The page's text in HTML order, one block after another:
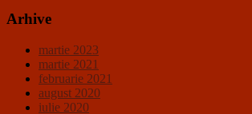
Arhive
martie 2023
martie 2021
februarie 2021
august 2020
iulie 2020